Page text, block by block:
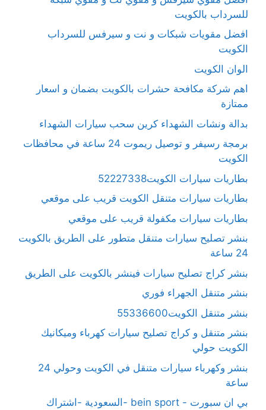
للسرداب بالكويت
افضل مقويات شبكات و نت و سيرفس للسرداب
الكويت
الوان الكويت
اهم شركة مكافحة حشرات بالكويت بضمان و اسعار
ممتازة
بدالة ونشات الشهداء كرين سحب سيارات الشهداء
برمجة رسيفر و توصيل ريموت 24 ساعة في محافظات
الكويت
بطاريات سيارات الكويت52227338
بطاريات سيارات متنقل الكويت قريب على موقعي
بطاريات سيارات مكفولة قريب على موقعي
بنشر تصليح سيارات متنقل متطور على الطريق بالكويت
24 ساعة
بنشر كراج تصليح سيارات فينشر بالكويت على الطريق
بنشر متنقل الجهراء فوري
بنشر متنقل الكويت55336600
بنشر متنقل و كراج تصليح سيارات كهرباء وميكانيك
الكويت حولي
بنشر وكهرباء سيارات متنقل في الكويت وحولي 24
ساعة
بي ان سبورت - bein sport -السعودية -اشتراك